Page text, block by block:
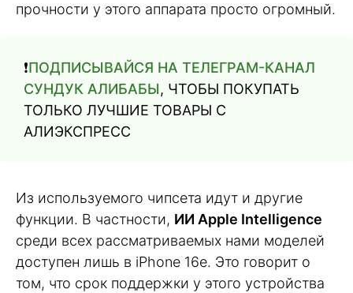
прочности у этого аппарата просто огромный.
❗️ПОДПИСЫВАЙСЯ НА ТЕЛЕГРАМ-КАНАЛ
СУНДУК АЛИБАБЫ, ЧТОБЫ ПОКУПАТЬ
ТОЛЬКО ЛУЧШИЕ ТОВАРЫ С
АЛИЭКСПРЕСС
Из используемого чипсета идут и другие
функции. В частности, ИИ Apple Intelligence
среди всех рассматриваемых нами моделей
доступен лишь в iPhone 16e. Это говорит о
том, что срок поддержки у этого устройства